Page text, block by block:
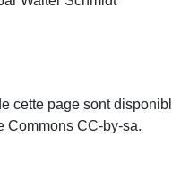
cette page sont
Commons CC-by-sa.